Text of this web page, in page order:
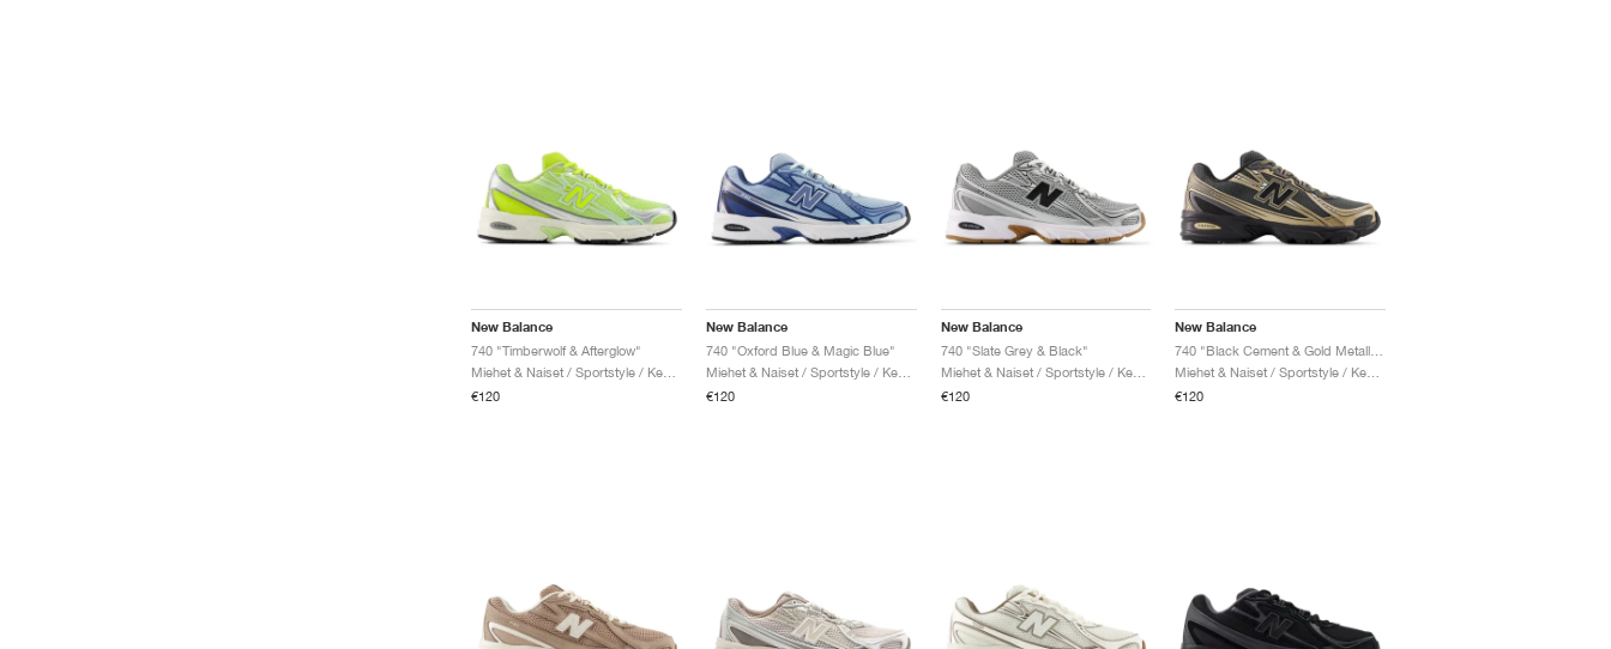
New Balance
740 "Timberwolf & Afterglow"
€120
New Balance
740 "Oxford Blue & Magic Blue"
Miehet & Naiset / Sportstyle / Kengät
€120
New Balance
740 "Slate Grey & Black"
Miehet & Naiset / Sportstyle / Kengät
€120
New Balance
€120